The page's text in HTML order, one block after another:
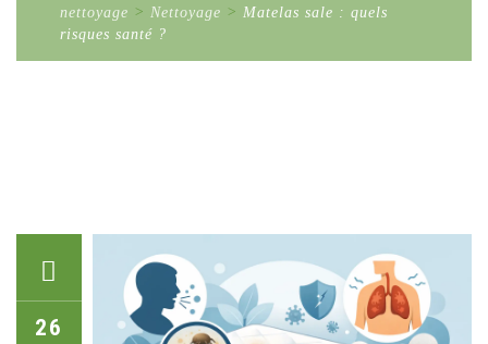
nettoyage > Nettoyage > Matelas sale : quels
risques santé ?
26